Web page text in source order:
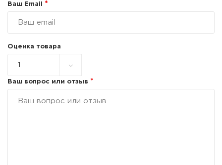
Ваш Email *
Оценка товара
Ваш вопрос или отзыв *